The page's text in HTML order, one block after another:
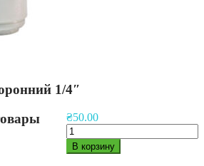
1/4″
₴50.00
Количество
товара
Тройник
В корзину